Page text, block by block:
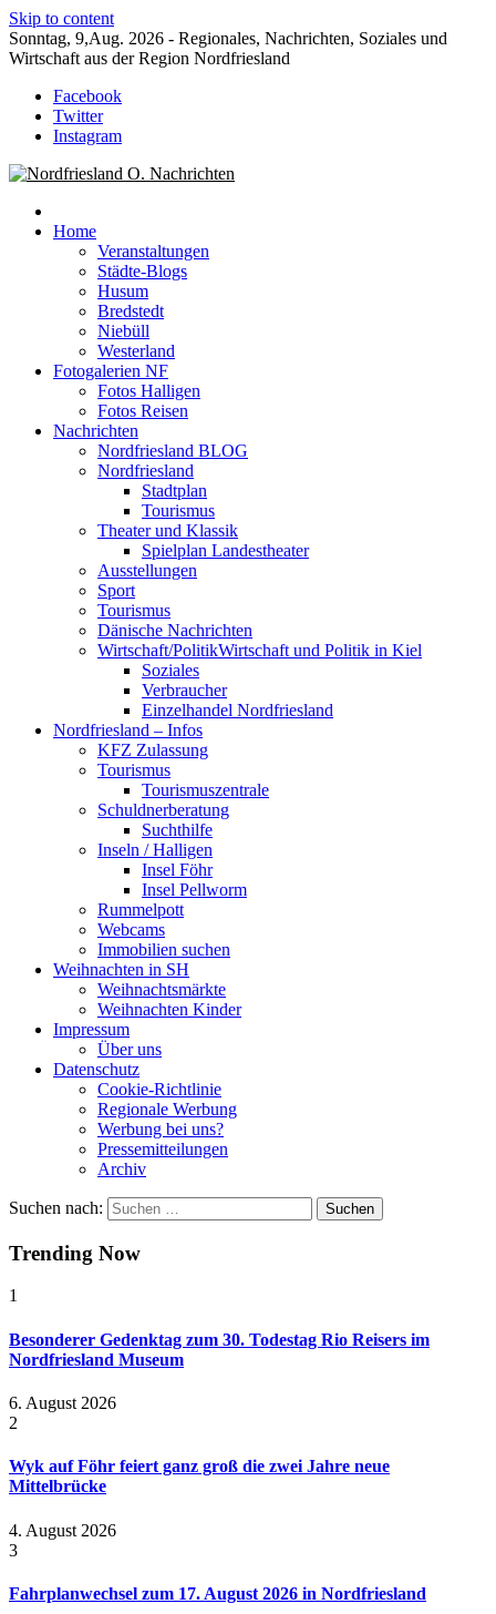
Skip to content
Sonntag, 9,Aug. 2026 - Regionales, Nachrichten, Soziales und
Wirtschaft aus der Region Nordfriesland
Facebook
Twitter
Instagram
Nordfriesland O. Nachrichten
Nachrichten für Nordfriesland und Husum
Home
Veranstaltungen
Städte-Blogs
Husum
Bredstedt
Niebüll
Westerland
Fotogalerien NF
Fotos Halligen
Fotos Reisen
Nachrichten
Nordfriesland BLOG
Nordfriesland
Stadtplan
Tourismus
Theater und Klassik
Spielplan Landestheater
Ausstellungen
Sport
Tourismus
Dänische Nachrichten
Wirtschaft/PolitikWirtschaft und Politik in Kiel
Soziales
Verbraucher
Einzelhandel Nordfriesland
Nordfriesland – Infos
KFZ Zulassung
Tourismus
Tourismuszentrale
Schuldnerberatung
Suchthilfe
Inseln / Halligen
Insel Föhr
Insel Pellworm
Rummelpott
Webcams
Immobilien suchen
Weihnachten in SH
Weihnachtsmärkte
Weihnachten Kinder
Impressum
Über uns
Datenschutz
Cookie-Richtlinie
Regionale Werbung
Werbung bei uns?
Pressemitteilungen
Archiv
Suchen nach:
Trending Now
1
Besonderer Gedenktag zum 30. Todestag Rio Reisers im
Nordfriesland Museum
6. August 2026
2
Wyk auf Föhr feiert ganz groß die zwei Jahre neue
Mittelbrücke
4. August 2026
3
Fahrplanwechsel zum 17. August 2026 in Nordfriesland